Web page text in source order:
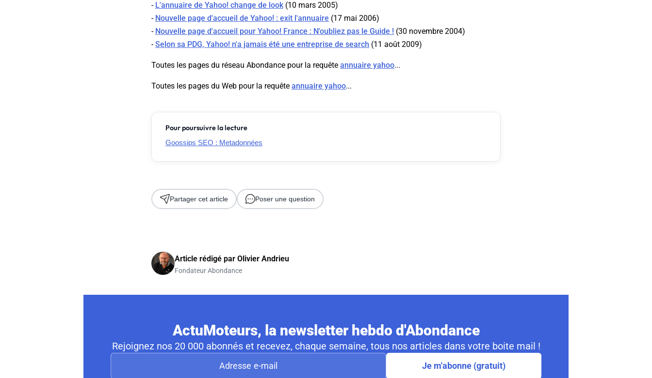
- L'annuaire de Yahoo! change de look(10 mars 2005)
- Nouvelle page d'accueil de Yahoo! : exit l'annuaire (17 mai 2006)
- Nouvelle page d'accueil pour Yahoo! France : N'oubliez pas le Guide ! (30 novembre 2004)
-Selon sa PDG, Yahoo! n'a jamais été une entreprise de search (11 août 2009)
Toutes les pages du réseau Abondance pour la requête annuaire yahoo...
Toutes les pages du Web pour la requête annuaire yahoo...
Pour poursuivre la lecture
Goossips SEO : Metadonnées
Partager cet article Poser une question
Article rédigé par Olivier Andrieu
Fondateur Abondance
ActuMoteurs, la newsletter hebdo d'Abondance
Rejoignez nos 20 000 abonnés et recevez, chaque semaine, tous nos articles dans votre boite mail !
Je m'abonne (gratuit)